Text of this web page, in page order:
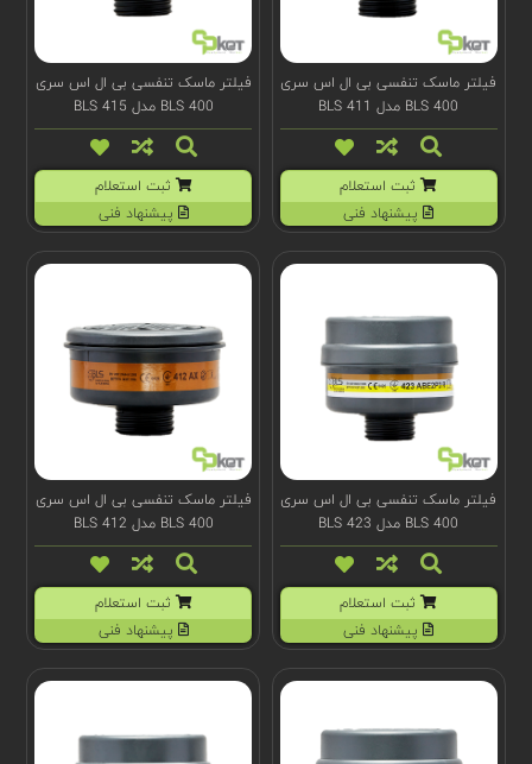
فیلتر ماسک تنفسی بی ال اس سری
BLS 400 مدل BLS 411
ثبت استعلام
پیشنهاد فنی
فیلتر ماسک تنفسی بی ال اس سری
BLS 400 مدل BLS 415
ثبت استعلام
پیشنهاد فنی
فیلتر ماسک تنفسی بی ال اس سری
BLS 400 مدل BLS 423
ثبت استعلام
پیشنهاد فنی
فیلتر ماسک تنفسی بی ال اس سری
BLS 400 مدل BLS 412
ثبت استعلام
پیشنهاد فنی